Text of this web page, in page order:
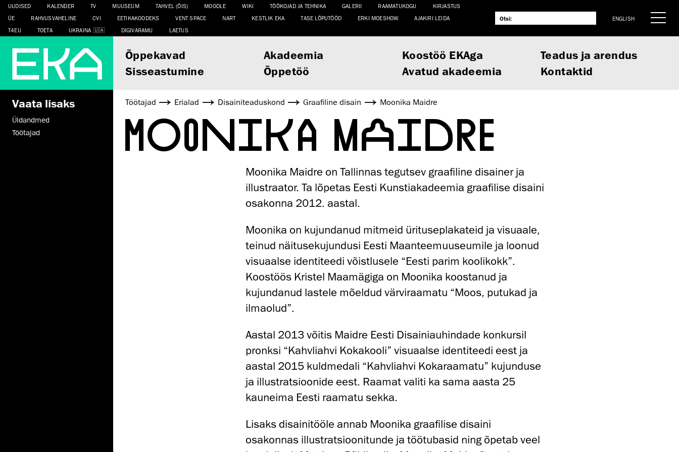
UUDISED KALENDER TV MUUSEUM TAHVEL (ÕIS) MOODLE WIKI TÖÖKOJAD JA TEHNIKA GALERII RAAMATUKOGU
KIRJASTUS
ÜE
RAHVUSVAHELINE CVI EETIKAKOODEKS VENT SPACE NART KESTLIK EKA TASE LÕPUTÖÖD ERKI MOESHOW
AJAKIRI LEIDA
T4EU
TOETA UKRAINA DIGIVARAMU LAETUS
ENGLISH
Õppekavad Akadeemia Koostöö EKAga
Teadus ja arendus
Sisseastumine
Õppetöö Avatud akadeemia Kontaktid
Vaata lisaks
Üldandmed
Töötajad
Töötajad Erialad Disaini­­teaduskond Graafiline disain Moonika Maidre
MOONIKA MAIDRE
Moonika Maidre on Tallinnas tegutsev graafiline disainer ja
illustraator. Ta lõpetas Eesti Kunstiakadeemia graafilise disaini
osakonna 2012. aastal.
Moonika on kujundanud mitmeid ürituseplakateid ja visuaale,
teinud näitusekujundusi Eesti Maanteemuuseumile ja loonud
visuaalse identiteedi võistlusele “Eesti parim koolikokk”.
Koostöös Kristel Maamägiga on Moonika koostanud ja
kujundanud lastele mõeldud värviraamatu “Moos, putukad ja
ilmaolud”.
Aastal 2013 võitis Maidre Eesti Disainiauhindade konkursil
pronksi “Kahvliahvi Kokakooli” visuaalse identiteedi eest ja
aastal 2015 kuldmedali “Kahvliahvi Kokaraamatu” kujunduse
ja illustratsioonide eest. Raamat valiti ka sama aasta 25
kauneima Eesti raamatu sekka.
Lisaks disainitööle annab Moonika graafilise disaini
osakonnas illustratsioonitunde ja töötubasid ning õpetab veel